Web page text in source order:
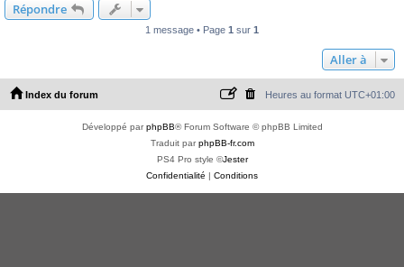
Répondre
1 message • Page 1 sur 1
Aller à
Index du forum Heures au format UTC+01:00
Développé parphpBB® Forum Software © phpBB Limited
Traduit parphpBB-fr.com
PS4 Pro style ©Jester
Confidentialité | Conditions